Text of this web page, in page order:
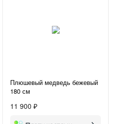
Плюшевый медведь бежевый
180 см
11 900 ₽